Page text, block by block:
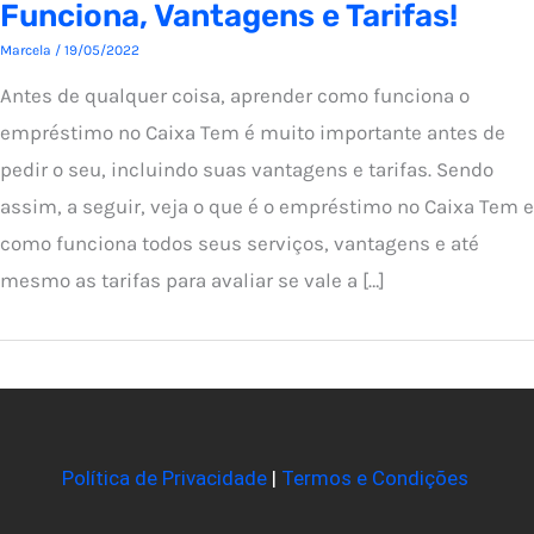
Funciona, Vantagens e Tarifas!
Marcela / 19/05/2022
Antes de qualquer coisa, aprender como funciona o
empréstimo no Caixa Tem é muito importante antes de
pedir o seu, incluindo suas vantagens e tarifas. Sendo
assim, a seguir, veja o que é o empréstimo no Caixa Tem e
como funciona todos seus serviços, vantagens e até
mesmo as tarifas para avaliar se vale a […]
Política de Privacidade| Termos e Condições